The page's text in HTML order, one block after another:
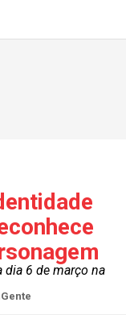
dia 6 de março na
Gente